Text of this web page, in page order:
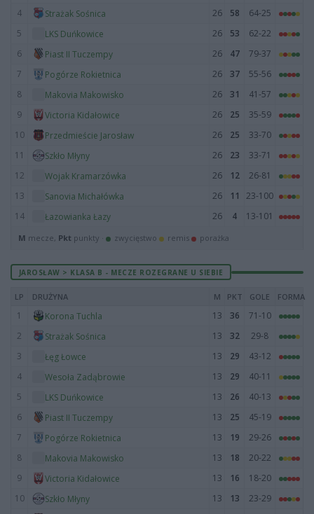
4
Strażak Sośnica 26 58
64-25
5
LKS Duńkowice 26 53
62-22
6
Piast II Tuczempy 26 47
79-37
7
Pogórze Rokietnica 26 37
55-56
8
Makovia Makowisko 26 31
41-57
9
Victoria Kidałowice 26 25
35-59
10
Przedmieście Jarosław 26 25
33-70
11
Szkło Młyny 26 23
33-71
12
Wojak Kramarzówka 26 12
26-81
13
Sanovia Michałówka 26 11
23-100
14
Łazowianka Łazy 26 4 13-101
M mecze, Pkt punkty · zwycięstwo remis porażka
JAROSŁAW > KLASA B - MECZE ROZEGRANE U SIEBIE
LP DRUŻYNA M PKT GOLE FORMA
1 Korona Tuchla 13 36
71-10
2
Strażak Sośnica 13 32
29-8
3
Łęg Łowce 13 29
43-12
4
Wesoła Zadąbrowie 13 29
40-11
5
LKS Duńkowice 13 26
40-13
6
Piast II Tuczempy 13 25
45-19
7
Pogórze Rokietnica 13 19
29-26
8
Makovia Makowisko 13 18
20-22
9
Victoria Kidałowice 13 16
18-20
10
Szkło Młyny 13 13
23-29